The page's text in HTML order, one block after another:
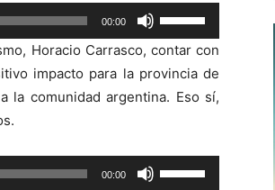
00:00
las
teclas
de
flecha
para
aumentar
Horacio Carrasco, contar con
impacto para la provincia de
la comunidad argentina. Eso sí,
00:00